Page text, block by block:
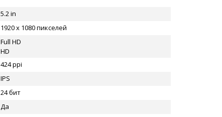
5.2 in
1920 x 1080 пикселей
Full HD
HD
424 ppi
IPS
24 бит
Да